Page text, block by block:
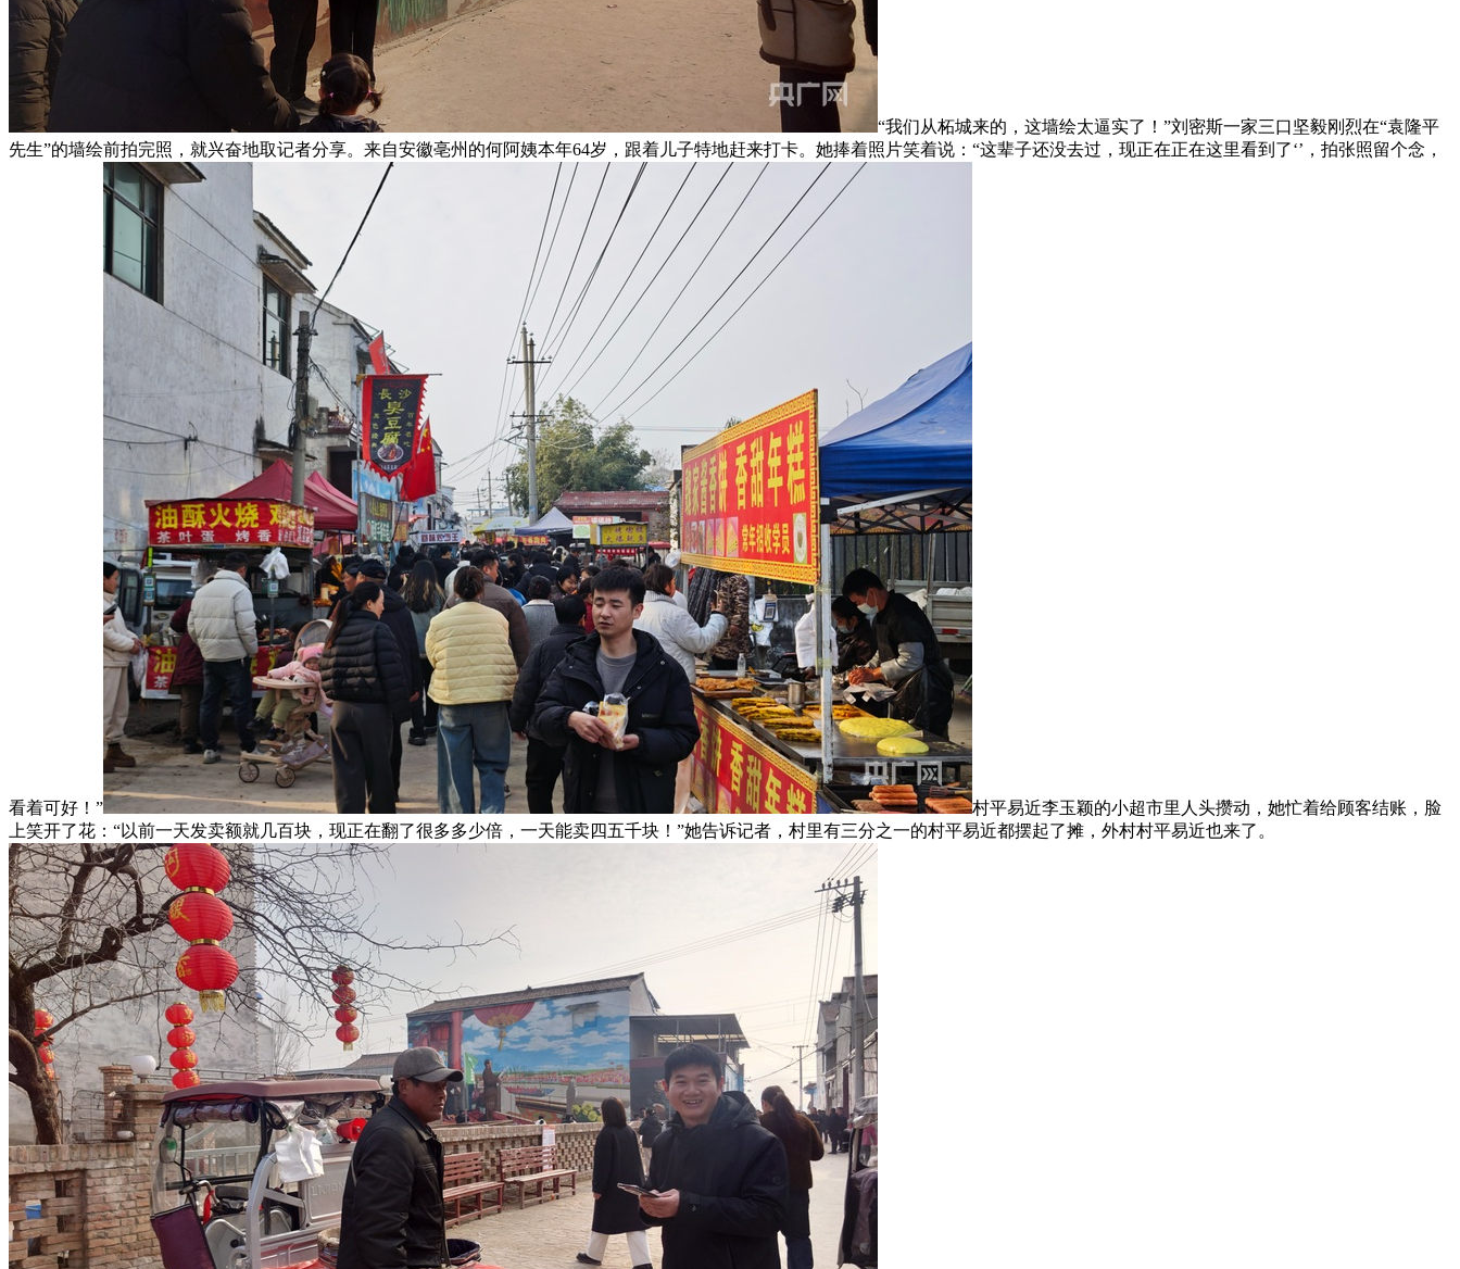
“我们从柘城来的，这墙绘太逼实了！”刘密斯一家三口坚毅刚烈在“袁隆平
先生”的墙绘前拍完照，就兴奋地取记者分享。来自安徽亳州的何阿姨本年64岁，跟着儿子特地赶来打卡。她捧着照片笑着说：“这辈子还没去过，现正在正在这里看到了‘’，拍张照留个念，
看着可好！”
村平易近李玉颖的小超市里人头攒动，她忙着给顾客结账，脸
上笑开了花：“以前一天发卖额就几百块，现正在翻了很多多少倍，一天能卖四五千块！”她告诉记者，村里有三分之一的村平易近都摆起了摊，外村村平易近也来了。